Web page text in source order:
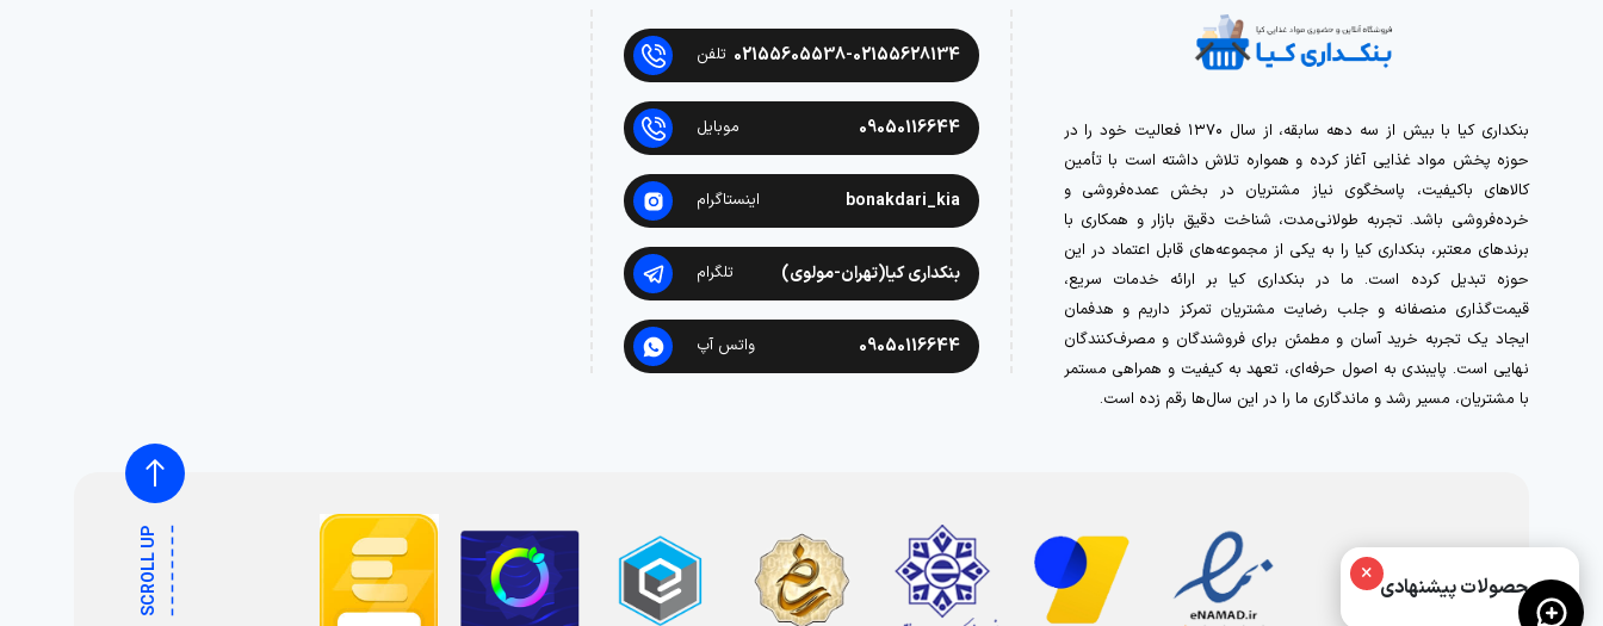
× محصولات پیشنهادی
بنکداری کیا با بیش از سه دهه سابقه، از سال ۱۳۷۰ فعالیت خود را در
حوزه پخش مواد غذایی آغاز کرده و همواره تلاش داشته است با تأمین
کالاهای باکیفیت، پاسخگوی نیاز مشتریان در بخش عمده‌فروشی و
خرده‌فروشی باشد. تجربه طولانی‌مدت، شناخت دقیق بازار و همکاری با
برندهای معتبر، بنکداری کیا را به یکی از مجموعه‌های قابل اعتماد در این
حوزه تبدیل کرده است. ما در بنکداری کیا بر ارائه خدمات سریع،
قیمت‌گذاری منصفانه و جلب رضایت مشتریان تمرکز داریم و هدفمان
ایجاد یک تجربه خرید آسان و مطمئن برای فروشندگان و مصرف‌کنندگان
نهایی است. پایبندی به اصول حرفه‌ای، تعهد به کیفیت و همراهی مستمر
با مشتریان، مسیر رشد و ماندگاری ما را در این سال‌ها رقم زده است.
02155605538-02155628134 تلفن
09050116644 موبایل
bonakdari_kia اینستاگرام
بنکداری کیا(تهران-مولوی) تلگرام
09050116644 واتس آپ
SCROLL UP